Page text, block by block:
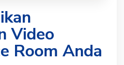
Video
Room Anda